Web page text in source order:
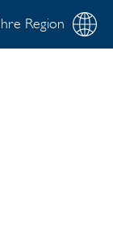
Region